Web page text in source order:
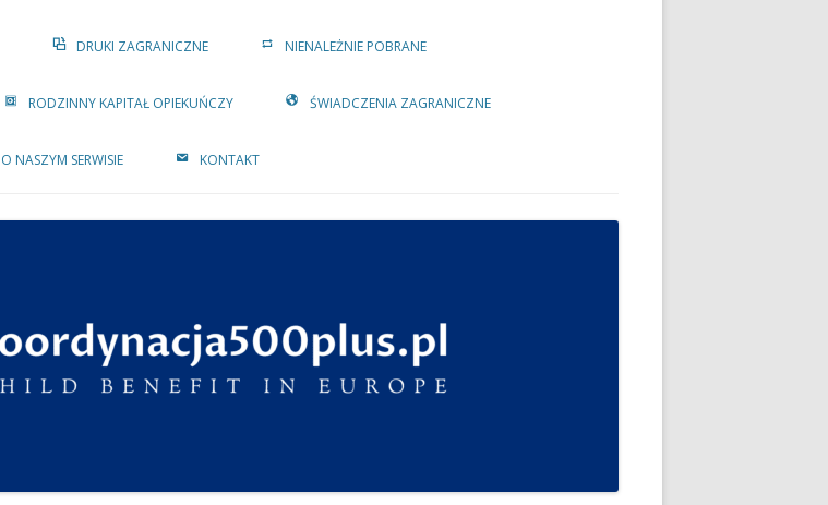
DRUKI ZAGRANICZNE NIENALEŻNIE POBRANE
RODZINNY KAPITAŁ OPIEKUŃCZY ŚWIADCZENIA ZAGRANICZNE
O NASZYM SERWISIE KONTAKT